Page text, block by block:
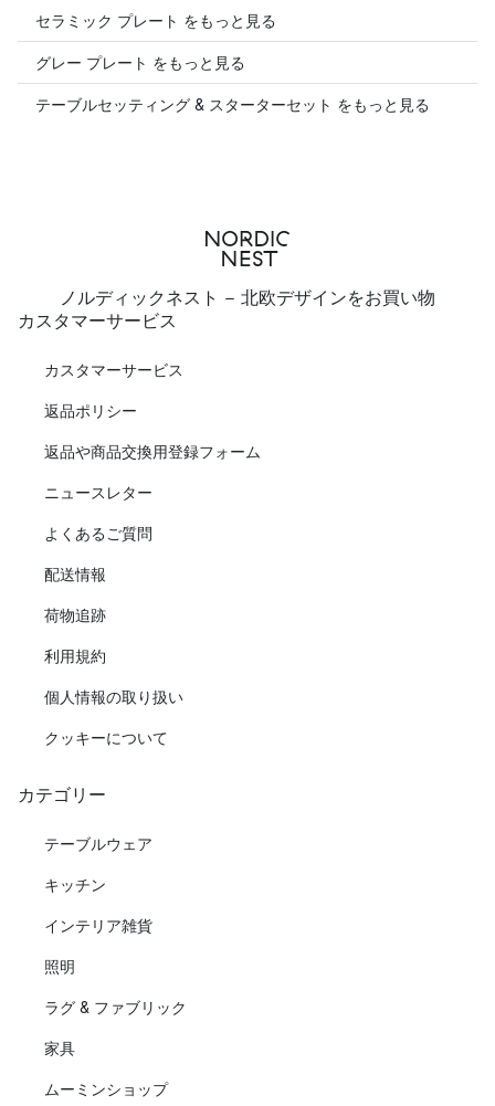
セラミック プレート をもっと見る
グレー プレート をもっと見る
テーブルセッティング & スターターセット をもっと見る
ノルディックネスト - 北欧デザインをお買い物
カスタマーサービス
カスタマーサービス
返品ポリシー
返品や商品交換用登録フォーム
ニュースレター
よくあるご質問
配送情報
荷物追跡
利用規約
個人情報の取り扱い
クッキーについて
カテゴリー
テーブルウェア
キッチン
インテリア雑貨
照明
ラグ & ファブリック
家具
ムーミンショップ